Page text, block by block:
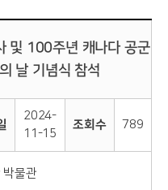
및 100주년 캐나다 공군
날 기념식 참석
2024-
11-15
조회수 789
박물관